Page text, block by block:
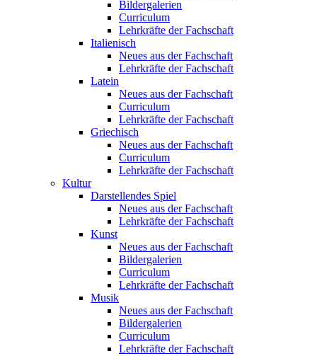
Bildergalerien
Curriculum
Lehrkräfte der Fachschaft
Italienisch
Neues aus der Fachschaft
Lehrkräfte der Fachschaft
Latein
Neues aus der Fachschaft
Curriculum
Lehrkräfte der Fachschaft
Griechisch
Neues aus der Fachschaft
Curriculum
Lehrkräfte der Fachschaft
Kultur
Darstellendes Spiel
Neues aus der Fachschaft
Lehrkräfte der Fachschaft
Kunst
Neues aus der Fachschaft
Bildergalerien
Curriculum
Lehrkräfte der Fachschaft
Musik
Neues aus der Fachschaft
Bildergalerien
Curriculum
Lehrkräfte der Fachschaft